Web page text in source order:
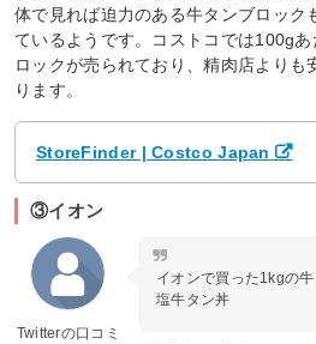
体で見れば迫力のある牛タンブロック
ているようです。コストコでは100g
ロックが売られており、精肉店よりも
ります。
StoreFinder | Costco Japan
③イオン
Twitterの口コミ
イオンで買った1kgの
塩牛タン丼